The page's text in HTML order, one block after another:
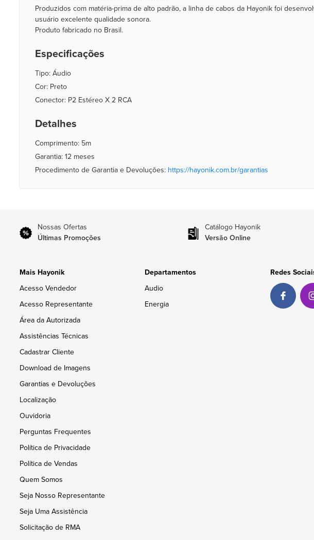
Produzidos com matéria-prima de alto padrão, a linha de cabos da Hayonik foi
usuário excelente qualidade sonora.
Produto fabricado no Brasil.
Especificações
Tipo: Áudio
Cor: Preto
Conector: P2 Estéreo X 2 RCA
Detalhes
Comprimento: 5m
Garantia: 12 meses
Procedimento de Garantia e Devoluções: https://hayonik.com.br/garantias
Nossas Ofertas
Últimas Promoções
Catálogo Hayonik
Versão Online
Mais Hayonik
Acesso Vendedor
Acesso Representante
Área da Autorizada
Assistências Técnicas
Cadastrar Cliente
Download de Imagens
Garantias e Devoluções
Localização
Ouvidoria
Perguntas Frequentes
Política de Privacidade
Política de Vendas
Quem Somos
Seja Nosso Representante
Seja Uma Assistência
Solicitação de RMA
Departamentos
Audio
Energia
Redes